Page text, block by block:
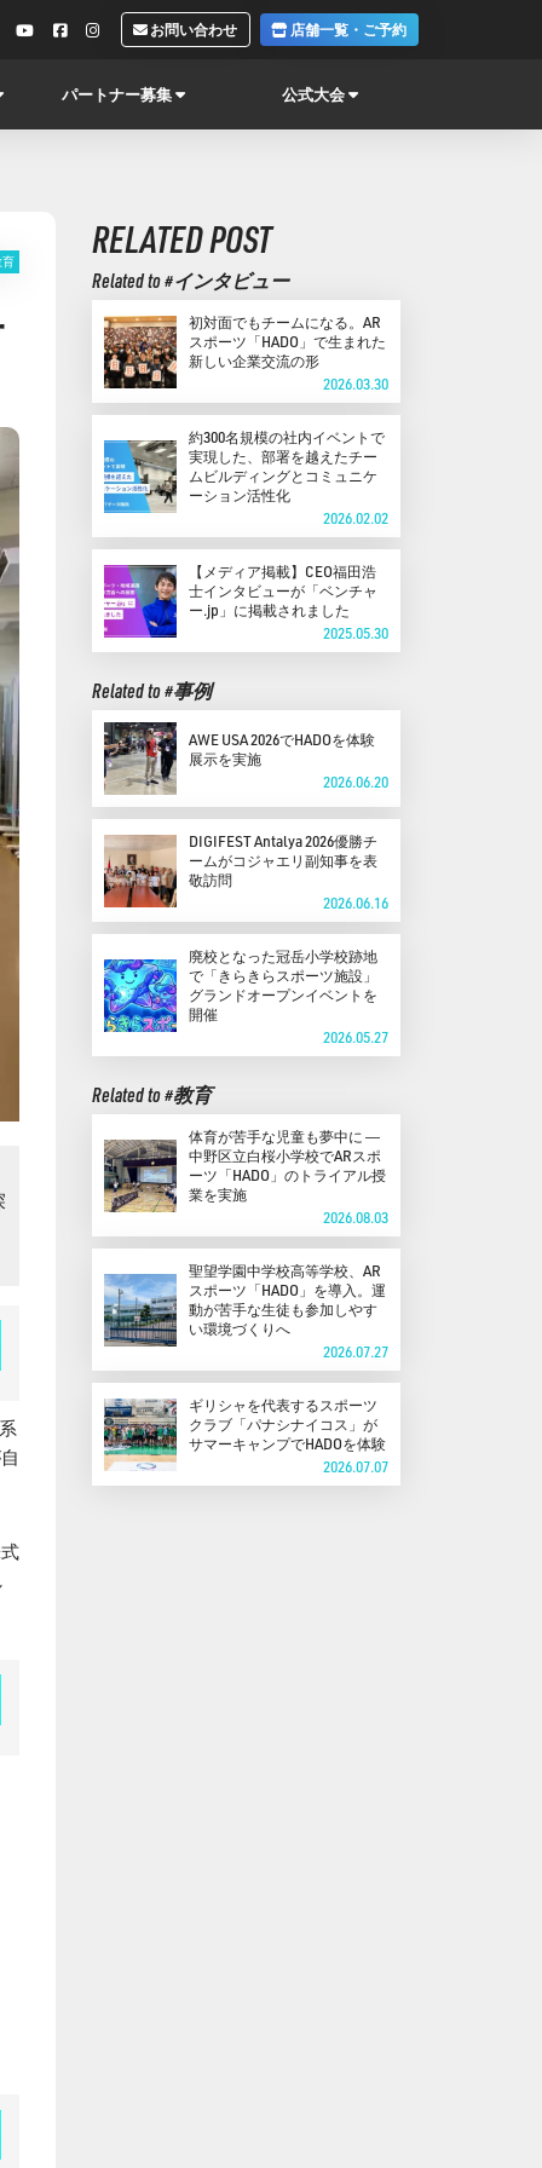
お問い合わせ 店舗一覧・ご予約
パートナー募集 公式大会
RELATED POST
Related to #インタビュー
初対面でもチームになる。AR
スポーツ「HADO」で生まれた
新しい企業交流の形
2026.03.30
約300名規模の社内イベントで
実現した、部署を越えたチー
ムビルディングとコミュニケ
ーション活性化
2026.02.02
【メディア掲載】CEO福田浩
士インタビューが「ベンチャ
ー.jp」に掲載されました
2025.05.30
Related to #事例
AWE USA 2026でHADOを体験
展示を実施
2026.06.20
DIGIFEST Antalya 2026優勝チ
ームがコジャエリ副知事を表
敬訪問
2026.06.16
廃校となった冠岳小学校跡地
で「きらきらスポーツ施設」
グランドオープンイベントを
開催
2026.05.27
Related to #教育
体育が苦手な児童も夢中に ―
中野区立白桜小学校でARスポ
ーツ「HADO」のトライアル授
業を実施
2026.08.03
聖望学園中学校高等学校、AR
スポーツ「HADO」を導入。運
動が苦手な生徒も参加しやす
い環境づくりへ
2026.07.27
ギリシャを代表するスポーツ
クラブ「パナシナイコス」が
サマーキャンプでHADOを体験
2026.07.07